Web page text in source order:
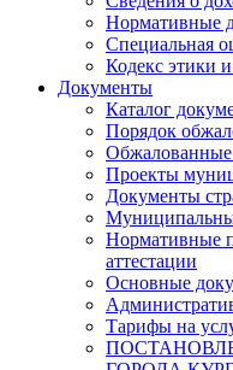
Нормативные
Специальная
Кодекс этики
Документы
Каталог
Порядок
Проекты
Документы
Нормативные
аттестации
Основные
Тарифы на